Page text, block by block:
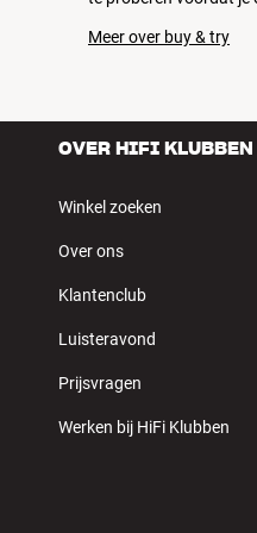
Meer over buy & try
OVER HIFI KLUBBEN
Winkel zoeken
Over ons
Klantenclub
Luisteravond
Prijsvragen
Werken bij HiFi Klubben